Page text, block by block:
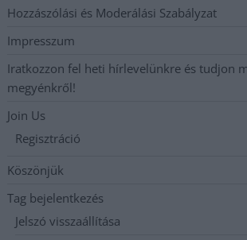
Hozzászólási és Moderálási Szabályzat
Impresszum
Iratkozzon fel heti hírlevelünkre és tudjon
megyénkről!
Join Us
Regisztráció
Köszönjük
Tag bejelentkezés
Jelszó visszaállítása